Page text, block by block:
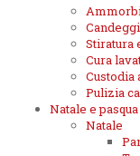
Stiratura
Cura
Custodia
Pulizia
Natale e pasqua
Natale